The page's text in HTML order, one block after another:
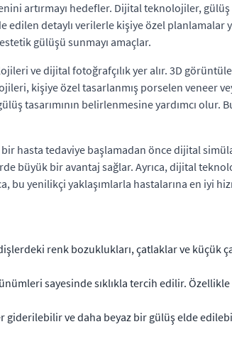
artırmayı hedefler. Dijital teknolojiler, gülüş
detaylı verilerle kişiye özel planlamalar
gülüşü sunmayı amaçlar.
ve dijital fotoğrafçılık yer alır. 3D
kişiye özel tasarlanmış porselen veneer
tasarımının belirlenmesine yardımcı olur.
hasta tedaviye başlamadan önce dijital
büyük bir avantaj sağlar. Ayrıca, dijital
bu yenilikçi yaklaşımlarla hastalarına en iyi
renk bozuklukları, çatlaklar ve küçük
sayesinde sıklıkla tercih edilir.
ve daha beyaz bir gülüş elde